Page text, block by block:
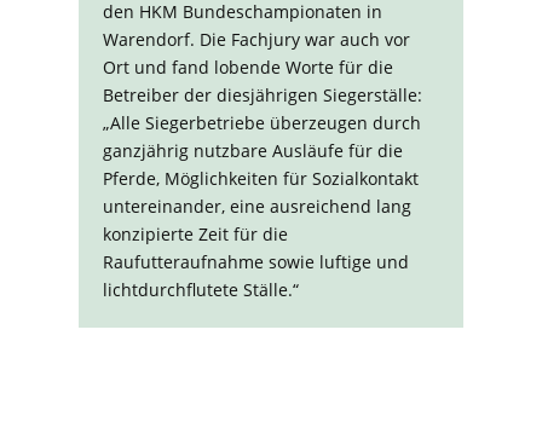
den HKM Bundeschampionaten in
Warendorf. Die Fachjury war auch vor
Ort und fand lobende Worte für die
Betreiber der diesjährigen Siegerställe:
„Alle Siegerbetriebe überzeugen durch
ganzjährig nutzbare Ausläufe für die
Pferde, Möglichkeiten für Sozialkontakt
untereinander, eine ausreichend lang
konzipierte Zeit für die
Raufutteraufnahme sowie luftige und
lichtdurchflutete Ställe.“